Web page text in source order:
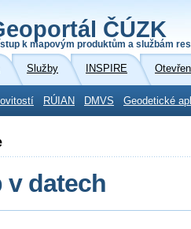
ČÚZK
k mapovým produktům a službám
Služby INSPIRE
RÚIAN DMVS Geodetické
v datech